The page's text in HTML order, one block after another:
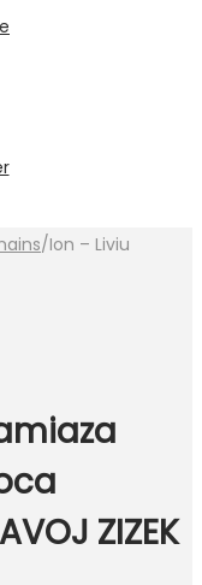
/Ion – Liviu
ZIZEK